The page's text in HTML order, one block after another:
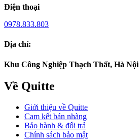
Điện thoại
0978.833.803
Địa chỉ:
Khu Công Nghiệp Thạch Thất, Hà Nội
Về Quitte
Giới thiệu về Quitte
Cam kết bán nhàng
Bảo hành & đổi trả
Chính sách bảo mật